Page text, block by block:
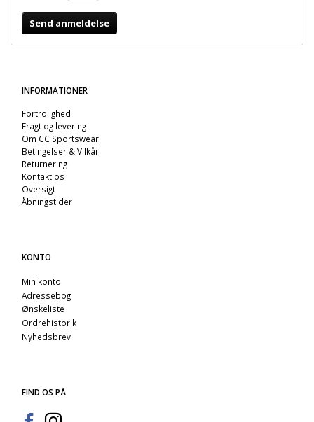
Send anmeldelse
INFORMATIONER
Fortrolighed
Fragt og levering
Om CC Sportswear
Betingelser & Vilkår
Returnering
Kontakt os
Oversigt
Åbningstider
KONTO
Min konto
Adressebog
Ønskeliste
Ordrehistorik
Nyhedsbrev
FIND OS PÅ